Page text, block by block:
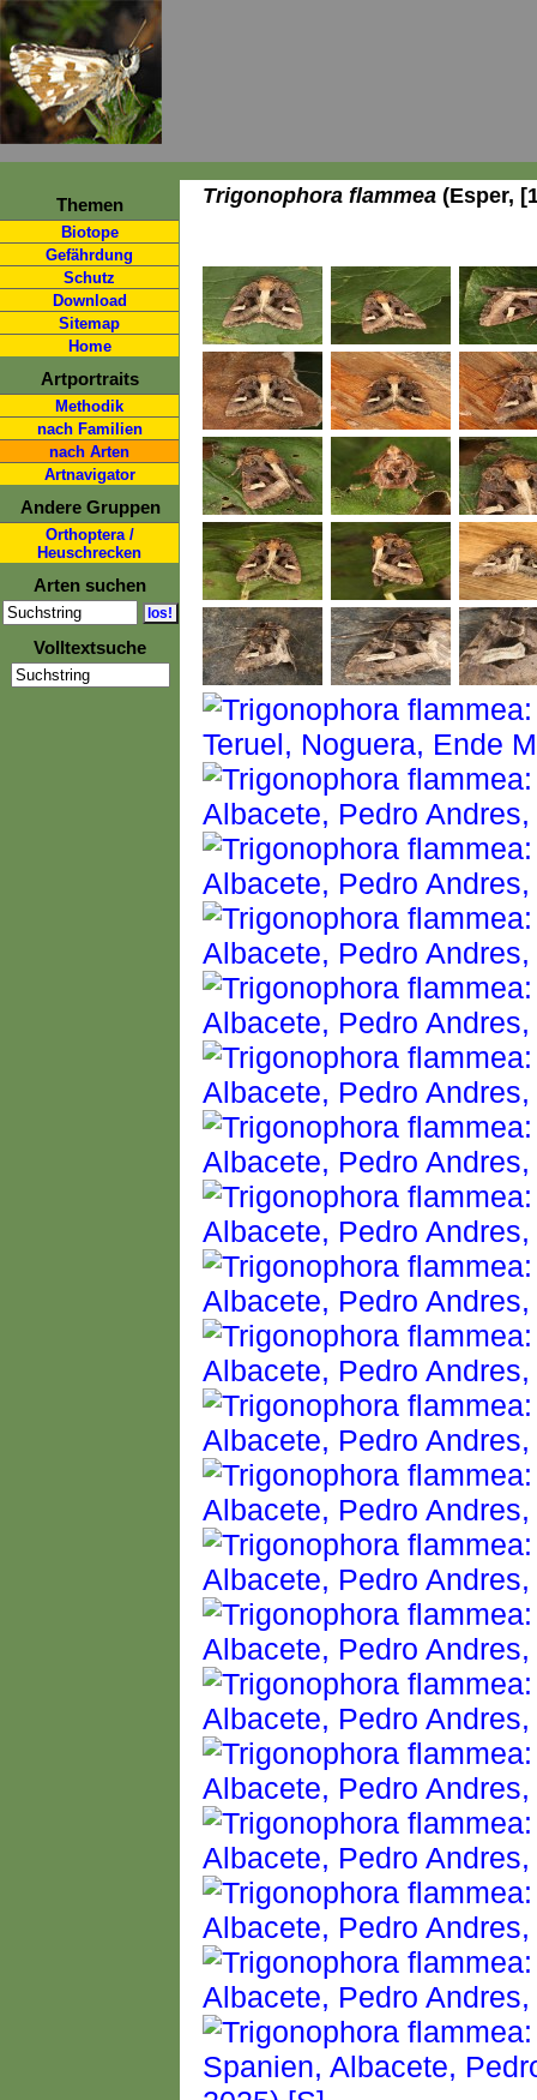
Themen
Biotope
Gefährdung
Schutz
Download
Sitemap
Home
Artportraits
Methodik
nach Familien
nach Arten
Artnavigator
Andere Gruppen
Orthoptera /
Heuschrecken
Arten suchen
Volltextsuche
Trigonophora flammea (Esper,